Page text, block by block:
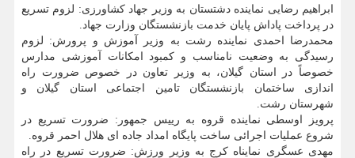
ابراهیم رضایی نماینده دشتستان به وزیر جهاد کشاورزی: لزوم تسریع
در پرداخت پاداش پایان خدمت بازنشستگان وزارت جهاد.
محمدرضا احمدی نماینده رشت به وزیر آموزش و پرورش: لزوم
رسیدگی به وضعیت نامناسب و کمبود امکانات آموزشی مدارس
خصوصاً در استان گیلان، به وزیر تعاون در خصوص ضرورت راه
اندازی ساختمان بازنشستگان تامین اجتماعی استان گیلان و
شهرستان رشت.
پرویز اوسطی نماینده قروه به رییس جمهور: ضرورت تسریع در
شروع عملیات اجرائی ساخت پایگاه امداد جاده ای هلال احمر قروه.
مهدی عسگری نمایناه کرج به وزیر ورزش: ضرورت تسریع در راه